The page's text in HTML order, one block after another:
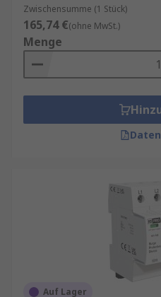
Zwischensumme (1 Stück)
165,74 €(ohne MwSt.)
Menge
Auf Lager